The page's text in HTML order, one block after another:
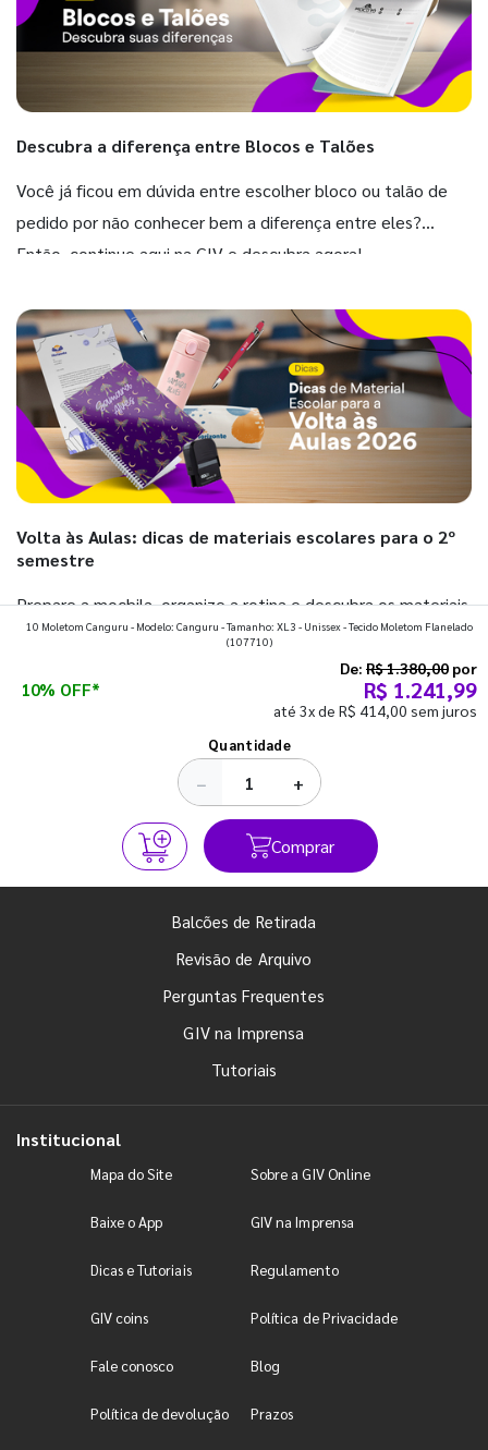
Descubra a diferença entre Blocos e Talões
Você já ficou em dúvida entre escolher bloco ou talão de
pedido por não conhecer bem a diferença entre eles?
Então, continue aqui na GIV e descubra agora!
Volta às Aulas: dicas de materiais escolares para o 2º
semestre
Prepare a mochila, organize a rotina e descubra os materiais
que fazem toda diferença para começar o segundo
10 Moletom Canguru - Modelo: Canguru - Tamanho: XL3 - Unissex - Tecido Moletom Flanelado
(107710)
10% OFF*
De: R$ 1.380,00 por
R$ 1.241,99
até 3x de R$ 414,00 sem juros
Quantidade
− +
Comprar
Balcões de Retirada
Revisão de Arquivo
Perguntas Frequentes
GIV na Imprensa
Tutoriais
Institucional
Mapa do Site Sobre a GIV Online
Baixe o App GIV na Imprensa
Dicas e Tutoriais Regulamento
GIV coins Política de Privacidade
Fale conosco Blog
Política de devolução Prazos